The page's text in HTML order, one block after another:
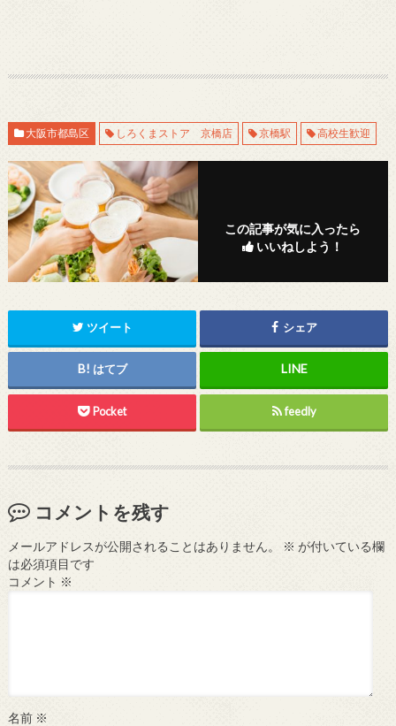
大阪市都島区 しろくまストア 京橋店 京橋駅 高校生歓迎
この記事が気に入ったら
いいねしよう！
ツイート シェア
はてブ
Pocket feedly
コメントを残す
メールアドレスが公開されることはありません。 ※ が付いている欄
は必須項目です
コメント ※
名前 ※